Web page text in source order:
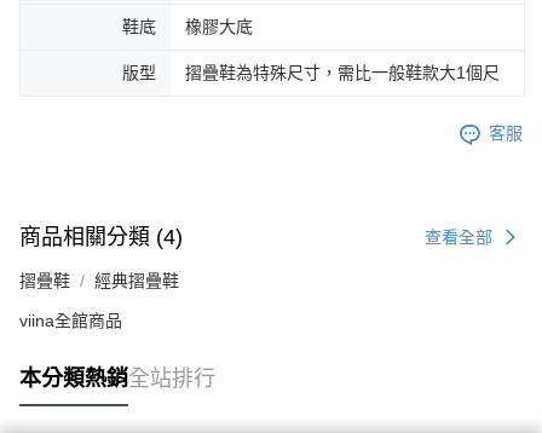
鞋底 橡膠大底
版型 摺疊鞋為特殊尺寸，需比一般鞋款大1個尺
客服
商品相關分類 (4) 查看全部
摺疊鞋 經典摺疊鞋
viina全館商品
本分類熱銷全站排行